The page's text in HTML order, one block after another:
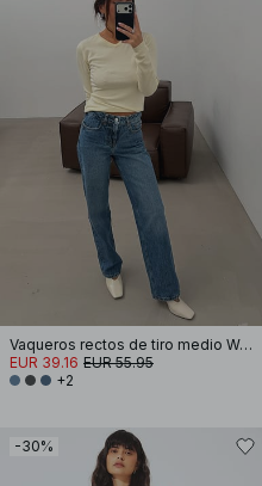
Vaqueros rectos de tiro medio Way
EUR 39.16 EUR 55.95
+2
-30%